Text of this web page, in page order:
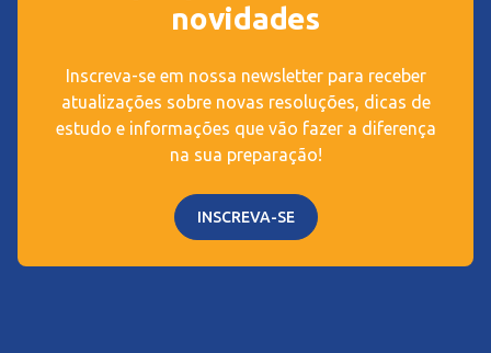
novidades
Inscreva-se em nossa newsletter para receber
atualizações sobre novas resoluções, dicas de
estudo e informações que vão fazer a diferença
na sua preparação!
INSCREVA-SE